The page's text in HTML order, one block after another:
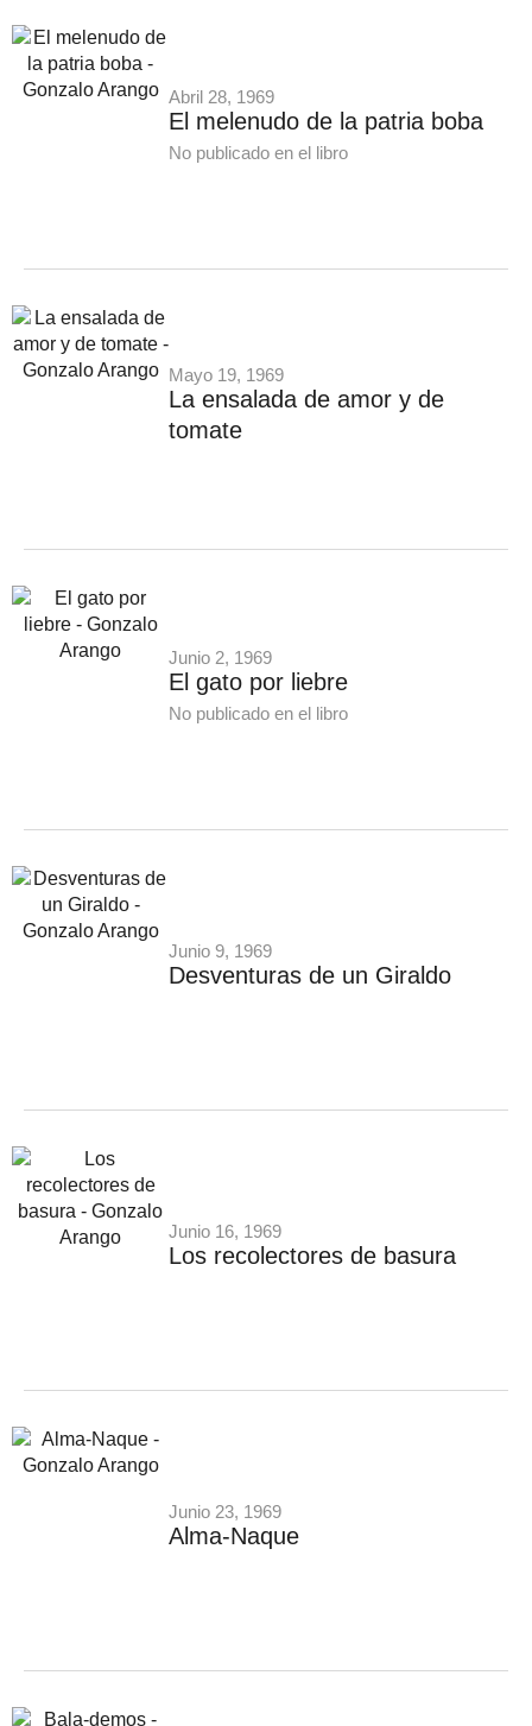
Abril 28, 1969
El melenudo de la patria boba
No publicado en el libro
Mayo 19, 1969
La ensalada de amor y de
tomate
Junio 2, 1969
El gato por liebre
No publicado en el libro
Junio 9, 1969
Desventuras de un Giraldo
Junio 16, 1969
Los recolectores de basura
Junio 23, 1969
Alma-Naque